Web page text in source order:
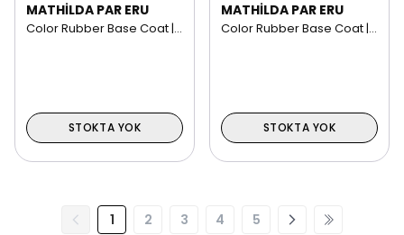
MATHİLDA PAR ERU
Color Rubber Base Coat | 15 ml NO: 06
STOKTA YOK
MATHİLDA PAR ERU
Color Rubber Base Coat | 15 ml NO: 05
STOKTA YOK
1 2 3 4 5